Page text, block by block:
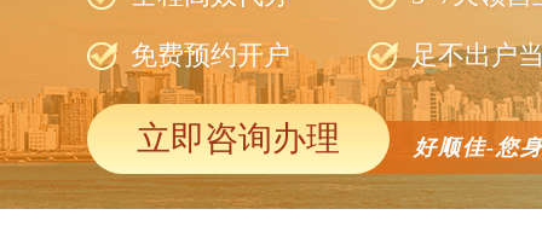
免费预约开户
足不出户
立即咨询办理 好顺佳-您